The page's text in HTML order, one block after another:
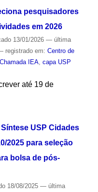
pesquisadores
em 2026
13/01/2026 — última
registrado em: Centro de
Chamada IEA, capa USP
até 19 de
USP Cidades
2025 para seleção
bolsa de pós-
18/08/2025 — última